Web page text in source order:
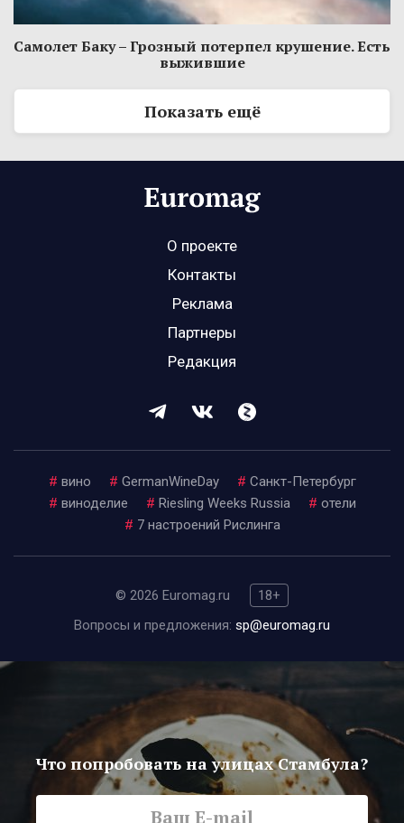
Самолет Баку – Грозный потерпел крушение. Есть
выжившие
Показать ещё
О проекте
Контакты
Реклама
Партнеры
Редакция
# вино # GermanWineDay # Санкт-Петербург
# виноделие # Riesling Weeks Russia # отели
# 7 настроений Рислинга
© 2026 Euromag.ru
18+
Вопросы и предложения: sp@euromag.ru
Что попробовать на улицах Стамбула?